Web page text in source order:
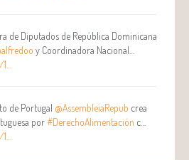
Diputados de República Dominicana
y Coordinadora Nacional…
de Portugal @AssembleiaRepub crea
por#DerechoAlimentación c…